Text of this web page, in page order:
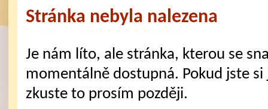
Stránka nebyla nalezena
Je nám líto, ale stránka, kterou se
momentálně dostupná. Pokud jste
zkuste to prosím později.